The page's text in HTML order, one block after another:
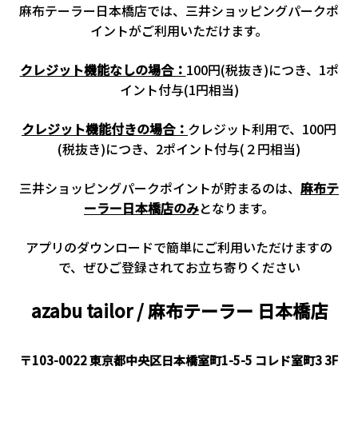
麻布テーラー日本橋店では、三井ショッピングパークポ
イントがご利用いただけます。
クレジット機能なしの場合： 100円(税抜き)につき、1ポ
イント付与(1円相当)
クレジット機能付きの場合： クレジット利用で、100円
(税抜き)につき、2ポイント付与(２円相当)
三井ショッピングパークポイントが貯まるのは、 麻布テ
ーラー日本橋店のみとなります。
アプリのダウンロードで簡単にご利用いただけますの
で、ぜひご登録されてお立ち寄りください
azabu tailor / 麻布テーラー 日本橋店
〒103-0022 東京都中央区日本橋室町1-5-5 コレド室町3 3F